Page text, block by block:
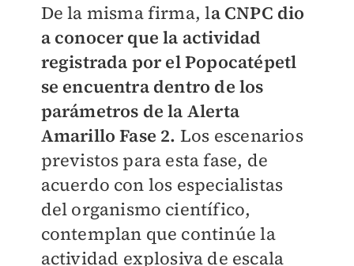
De la misma firma, la CNPC dio
a conocer que la actividad
registrada por el Popocatépetl
se encuentra dentro de los
parámetros de la Alerta
Amarillo Fase 2. Los escenarios
previstos para esta fase, de
acuerdo con los especialistas
del organismo científico,
contemplan que continúe la
actividad explosiva de escala